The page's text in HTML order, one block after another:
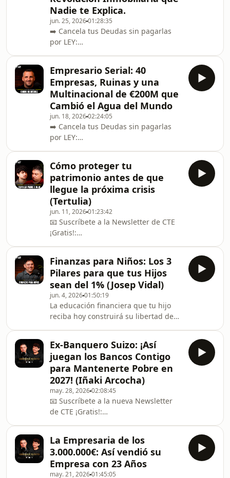
-------------------📲 Instagram de Montse
Cespedosa:
https://www.instagram.com/montse_cespedosa/-
-----------------------------------------
Nadie te Explica.
jun. 25, 202601:28:35
➡️ Cancela tus Deudas sin pagarlas
por LEY:
Javier?: https://franquiciajuridica.es/--
---------------------------------------------------
---------------------------------------------------
-------------------📲 Instagram de
Reental:
https://www.instagram.com/reental.co/
📲 Instagram de Eric Sánchez:
https://www.instagram.com/er
Empresario Serial: 40
Empresas, Ruinas y una
Multinacional de €200M que
Cambió el Agua del Mundo
jun. 18, 202602:24:05
➡️ Cancela tus Deudas sin pagarlas
por LEY:
Javier?: https://franquiciajuridica.es/--
---------------------------------------------------
---------------------------------------------------
-------------------📲 Instagram de Curro
Rodríguez:
https://www.instagram.com/curroly/---
-------------------------------------------------
Cómo proteger tu
patrimonio antes de que
llegue la próxima crisis
(Tertulia)
jun. 11, 202601:23:42
📧 Suscríbete a la Newsletter de CTE
¡Gratis!:
---------------------------------------------------
-------------------➡️ Cancela tus Deudas
sin pagarlas por LEY:
https://www.areajuridicaglobal.com/javier-
lopez/🌐 ¿Te interesa ser socio de
Javier?: https://franquiciajuridica.es/--
-----------------------------------
Finanzas para Niños: Los 3
Pilares para que tus Hijos
sean del 1% (Josep Vidal)
jun. 4, 202601:50:19
La educación financiera que tu hijo
reciba hoy construirá su libertad de
---------------------------------------------------
---------------------------------------------------
-----------➡️ Cancela tus Deudas sin
pagarlas por LEY:
https://www.areajuridicaglobal.com/javier-
lopez/🌐 ¿Te interesa ser socio de
Javier?: https://franquiciajuridica.es/--
--
Ex-Banquero Suizo: ¡Así
juegan los Bancos Contigo
para Mantenerte Pobre en
2027! (Iñaki Arcocha)
may. 28, 202602:08:45
📧 Suscríbete a la nueva Newsletter
de CTE ¡Gratis!:
---------------------------------------------------
---------------------➡️ Cancela tus Deudas
sin pagarlas por LEY:
La Empresaria de los
3.000.000€: Así vendió su
Empresa con 23 Años
may. 21, 202601:45:05